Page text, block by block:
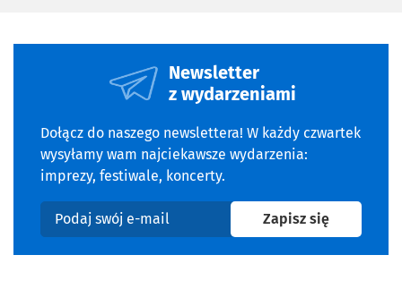
poruszająca do głębi, pełna nieoczywistych emocji, które
zapadają w pamięć. Polskiemu widzowi nazwisko Ferzana
filmem „Okna” (2003), który zdobył ogromne uznanie i
wprowadził go na szczyty popularności. Jego kino pełne
jest zmysłowości i refleksji nad tym, co
niewypowiedziane, o czym mówi się niechętnie, ale co
pozostaje nieodłącznie związane z każdym człowiekiem.
Newsletter
z wydarzeniami
Dołącz do naszego newslettera! W każdy czwartek
wysyłamy wam najciekawsze wydarzenia:
imprezy, festiwale, koncerty.
Podaj swój e-mail
Zapisz sięna